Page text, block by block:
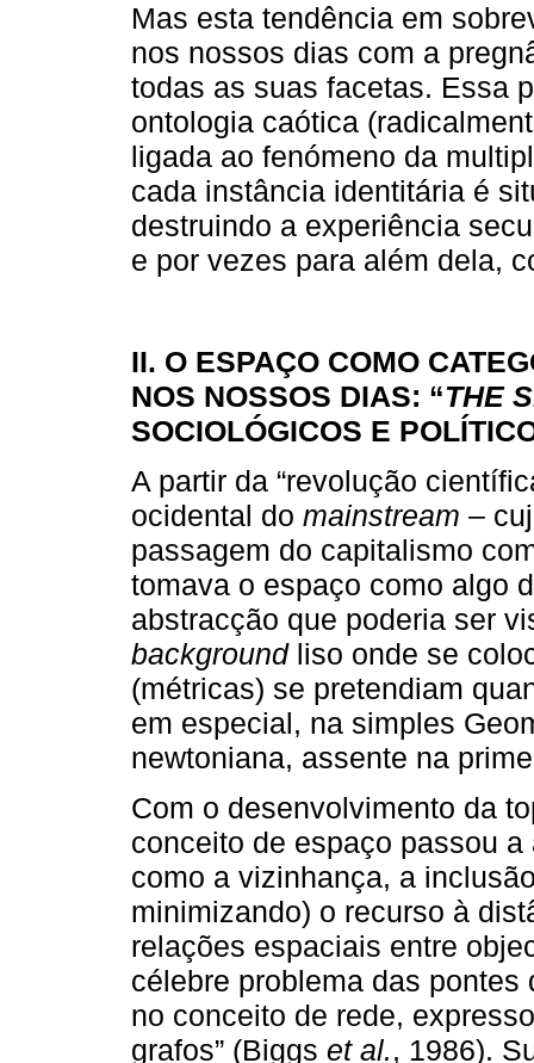
Mas esta tendência em
nos nossos dias com a
todas as suas facetas. Essa
ontologia caótica
ligada ao fenómeno da
cada instância identitária é
destruindo a experiência
e por vezes para além dela,
II. O ESPAÇO COMO
NOS NOSSOS DIAS: “THE
SOCIOLÓGICOS E
A partir da “revolução
ocidental do mainstream –
passagem do capitalismo
tomava o espaço como algo
abstracção que poderia ser
backgroundliso onde se
(métricas) se pretendiam
em especial, na simples
newtoniana, assente na
Com o desenvolvimento da
conceito de espaço passou
como a vizinhança, a
minimizando) o recurso à
relações espaciais entre
célebre problema das
no conceito de rede,
grafos” (Biggs et al., 1986).